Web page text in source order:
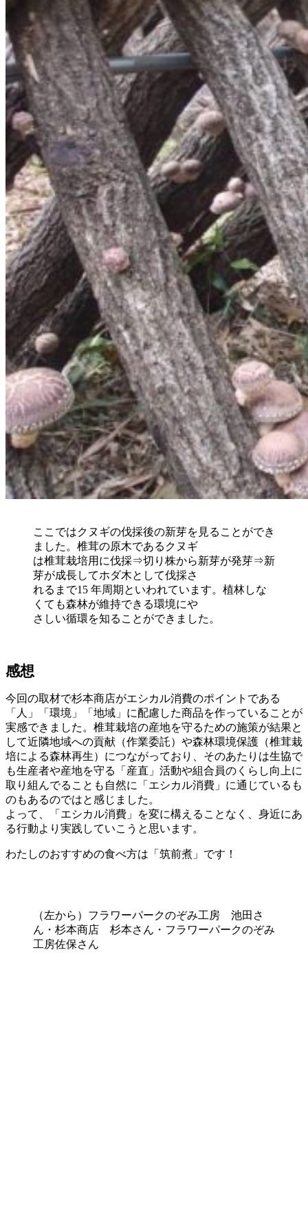
ここではクヌギの伐採後の新芽を見ることができ
ました。椎茸の原木であるクヌギ
は椎茸栽培用に伐採⇒切り株から新芽が発芽⇒新
芽が成長してホダ木として伐採さ
れるまで15 年周期といわれています。植林しな
くても森林が維持できる環境にや
さしい循環を知ることができました。
感想
今回の取材で杉本商店がエシカル消費のポイントである
「人」「環境」「地域」に配慮した商品を作っていることが
実感できました。椎茸栽培の産地を守るための施策が結果と
して近隣地域への貢献（作業委託）や森林環境保護（椎茸栽
培による森林再生）につながっており、そのあたりは生協で
も生産者や産地を守る「産直」活動や組合員のくらし向上に
取り組んでることも自然に「エシカル消費」に通じているも
のもあるのではと感じました。
よって、「エシカル消費」を変に構えることなく、身近にあ
る行動より実践していこうと思います。
わたしのおすすめの食べ方は「筑前煮」です！
（左から）フラワーパークのぞみ工房 池田さ
ん・杉本商店 杉本さん・フラワーパークのぞみ
工房佐保さん